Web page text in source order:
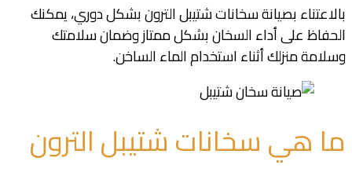
بالاعتناء بصيانة سخانات شتيبل الترون بشكل دوري، يمكنك
الحفاظ على أداء السخان بشكل ممتاز وضمان سلامتك
وسلامة منزلك أثناء استخدام الماء الساخن.
ما هي سخانات شتيبل الترون